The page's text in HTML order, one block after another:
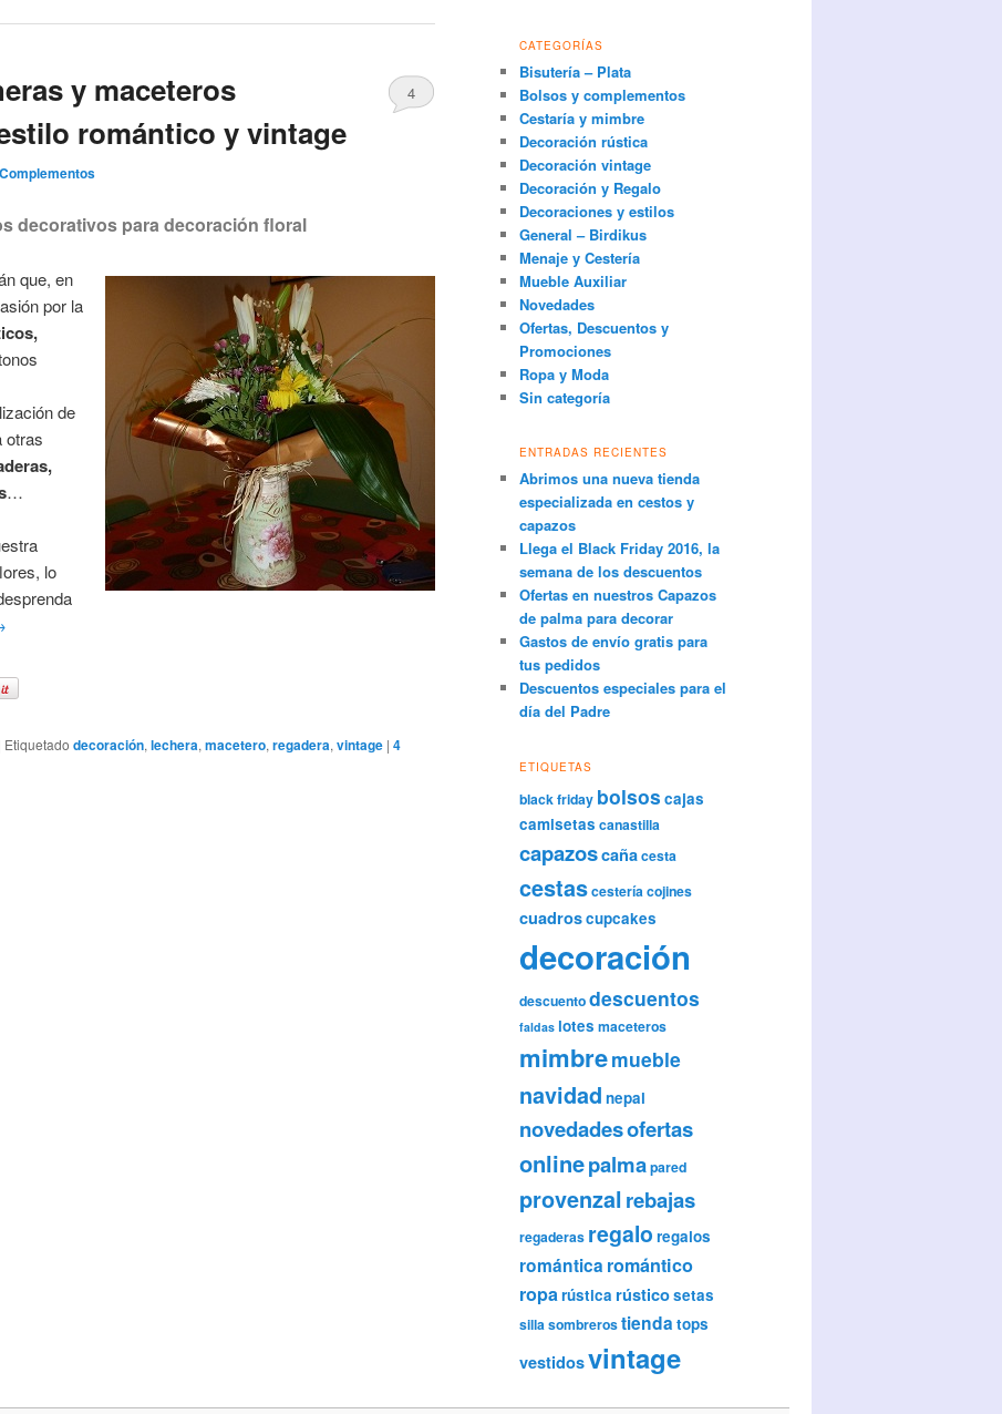
y maceteros
romántico y vintage
4
decorativos para decoración floral
que, en
por la
de
otras
…
lo
Etiquetado decoración, lechera, macetero, regadera, vintage | 4
CATEGORÍAS
Bisutería – Plata
Bolsos y complementos
Cestaría y mimbre
Decoración rústica
Decoración vintage
Decoración y Regalo
Decoraciones y estilos
General – Birdikus
Menaje y Cestería
Mueble Auxiliar
Novedades
Ofertas, Descuentos y
Promociones
Ropa y Moda
Sin categoría
ENTRADAS RECIENTES
Abrimos una nueva tienda
especializada en cestos y
capazos
Llega el Black Friday 2016, la
semana de los descuentos
Ofertas en nuestros Capazos
de palma para decorar
Gastos de envío gratis para
tus pedidos
Descuentos especiales para el
día del Padre
ETIQUETAS
black friday bolsos cajas
camisetas canastilla
capazoscañacesta
cestascesteríacojines
cuadroscupcakes
decoración
descuentodescuentos
faldas lotes maceteros
mimbremueble
navidad nepal
novedadesofertas
onlinepalmapared
provenzalrebajas
regaderas regalo regalos
romántica romántico
roparústica rústicosetas
sillasombrerostienda tops
vestidosvintage